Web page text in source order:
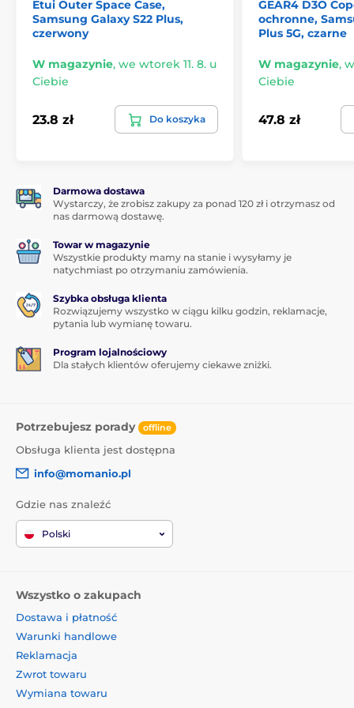
Etui Outer Space Case,
Samsung Galaxy S22 Plus,
czerwony
W magazynie, we wtorek 11. 8. u
Ciebie
23.8 zł Do koszyka
GEAR4 D3O
ochronne,
Plus 5G, czarne
W magazynie,
Ciebie
47.8 zł
Darmowa dostawa
Wystarczy, że zrobisz zakupy za ponad 120 zł i otrzymasz od
nas darmową dostawę.
Towar w magazynie
Wszystkie produkty mamy na stanie i wysyłamy je
natychmiast po otrzymaniu zamówienia.
Szybka obsługa klienta
Rozwiązujemy wszystko w ciągu kilku godzin, reklamacje,
pytania lub wymianę towaru.
Program lojalnościowy
Dla stałych klientów oferujemy ciekawe zniżki.
Potrzebujesz porady offline
Obsługa klienta jest dostępna
info@momanio.pl
Gdzie nas znaleźć
Polski
Wszystko o zakupach
Dostawa i płatność
Warunki handlowe
Reklamacja
Zwrot towaru
Wymiana towaru